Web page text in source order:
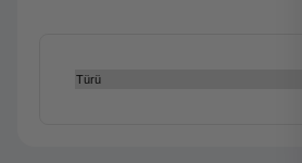
Türü